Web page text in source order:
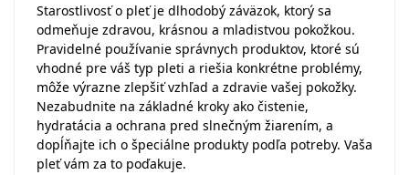
Starostlivosť o pleť je dlhodobý záväzok, ktorý sa
odmeňuje zdravou, krásnou a mladistvou pokožkou.
Pravidelné používanie správnych produktov, ktoré sú
vhodné pre váš typ pleti a riešia konkrétne problémy,
môže výrazne zlepšiť vzhľad a zdravie vašej pokožky.
Nezabudnite na základné kroky ako čistenie,
hydratácia a ochrana pred slnečným žiarením, a
dopĺňajte ich o špeciálne produkty podľa potreby. Vaša
pleť vám za to poďakuje.